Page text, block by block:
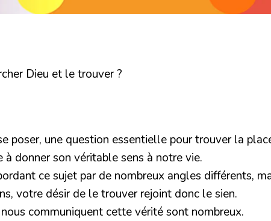
Dieu et le trouver ?
poser, une question essentielle pour trouver la
donner son véritable sens à notre vie.
ce sujet par de nombreux angles différents,
votre désir de le trouver rejoint donc le sien.
communiquent cette vérité sont nombreux.